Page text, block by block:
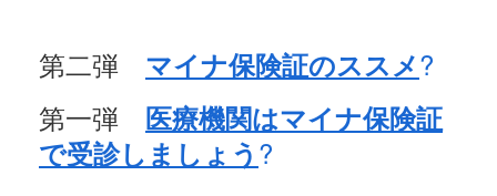
第二弾 マイナ保険証のススメ?
第一弾 医療機関はマイナ保険証
で受診しましょう ?